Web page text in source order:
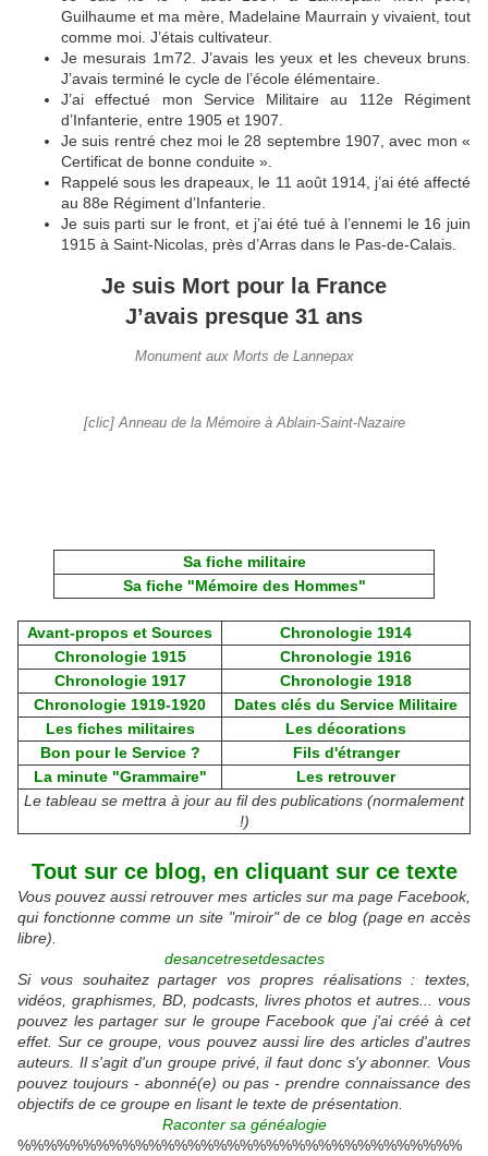
Guilhaume et ma mère, Madelaine Maurrain y vivaient, tout
comme moi. J’étais cultivateur.
Je mesurais 1m72. J’avais les yeux et les cheveux bruns.
J’avais terminé le cycle de l’école élémentaire.
J’ai effectué mon Service Militaire au 112e Régiment
d’Infanterie, entre 1905 et 1907.
Je suis rentré chez moi le 28 septembre 1907, avec mon «
Certificat de bonne conduite ».
Rappelé sous les drapeaux, le 11 août 1914, j’ai été affecté
au 88e Régiment d’Infanterie.
Je suis parti sur le front, et j’ai été tué à l’ennemi le 16 juin
1915 à Saint-Nicolas, près d’Arras dans le Pas-de-Calais.
Je suis Mort pour la France
J’avais presque 31 ans
Monument aux Morts de Lannepax
[clic] Anneau de la Mémoire à Ablain-Saint-Nazaire
Sa fiche militaire
Sa fiche "Mémoire des Hommes"
Avant-propos et Sources
Chronologie 1914
Chronologie 1915
Chronologie 1916
Chronologie 1917
Chronologie 1918
Chronologie 1919-1920
Dates clés du Service Militaire
Les fiches militaires
Les décorations
Bon pour le Service ?
Fils d'étranger
La minute "Grammaire"
Les retrouver
Le tableau se mettra à jour au fil des publications (normalement
!)
Tout sur ce blog, en cliquant sur ce texte
Vous pouvez aussi retrouver mes articles sur ma page Facebook,
qui fonctionne comme un site "miroir" de ce blog (page en accès
libre).
desancetresetdesactes
Si vous souhaitez partager vos propres réalisations : textes,
vidéos, graphismes, BD, podcasts, livres photos et autres... vous
pouvez les partager sur le groupe Facebook que j'ai créé à cet
effet. Sur ce groupe, vous pouvez aussi lire des articles d'autres
auteurs. Il s'agit d'un groupe privé, il faut donc s'y abonner. Vous
pouvez toujours - abonné(e) ou pas - prendre connaissance des
objectifs de ce groupe en lisant le texte de présentation.
Raconter sa généalogie
%%%%%%%%%%%%%%%%%%%%%%%%%%%%%%%%%%